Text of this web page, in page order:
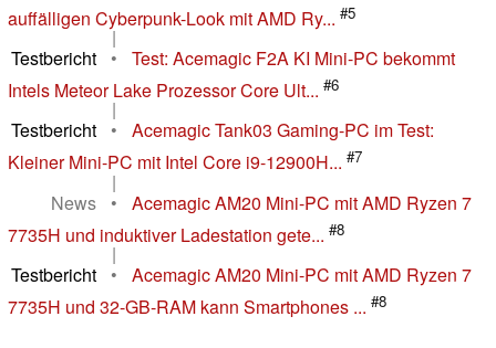
auffälligen Cyberpunk-Look mit AMD Ry... #5
|
Testbericht
•
Test: Acemagic F2A KI Mini-PC bekommt
Intels Meteor Lake Prozessor Core Ult... #6
|
Testbericht
•
Acemagic Tank03 Gaming-PC im Test:
Kleiner Mini-PC mit Intel Core i9-12900H... #7
|
News
•
Acemagic AM20 Mini-PC mit AMD Ryzen 7
7735H und induktiver Ladestation gete... #8
|
Testbericht
•
Acemagic AM20 Mini-PC mit AMD Ryzen 7
7735H und 32-GB-RAM kann Smartphones ... #8